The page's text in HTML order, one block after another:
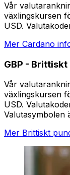
Vår
växlingskursen
USD.
Mer Cardano
GBP - Brittiskt
Vår
växlingskursen
USD.
Valutasymbolen
Mer Brittiskt